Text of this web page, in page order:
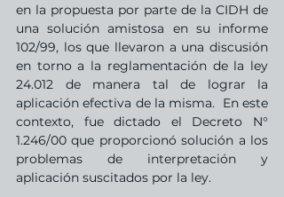
en la propuesta por parte de la CIDH de
una solución amistosa en su informe
102/99, los que llevaron a una discusión
en torno a la reglamentación de la ley
24.012 de manera tal de lograr la
aplicación efectiva de la misma.  En este
contexto, fue dictado el Decreto N°
1.246/00 que proporcionó solución a los
problemas de interpretación y
aplicación suscitados por la ley.